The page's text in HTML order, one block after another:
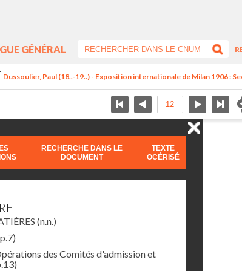
GÉNÉRAL
Dussoulier, Paul (18..-19..) - Exposition internationale de Milan 1906 :
RECHERCHE DANS LE
DOCUMENT
TEXTE
OCÉRISÉ
(n.n.)
des Comités d'admission et